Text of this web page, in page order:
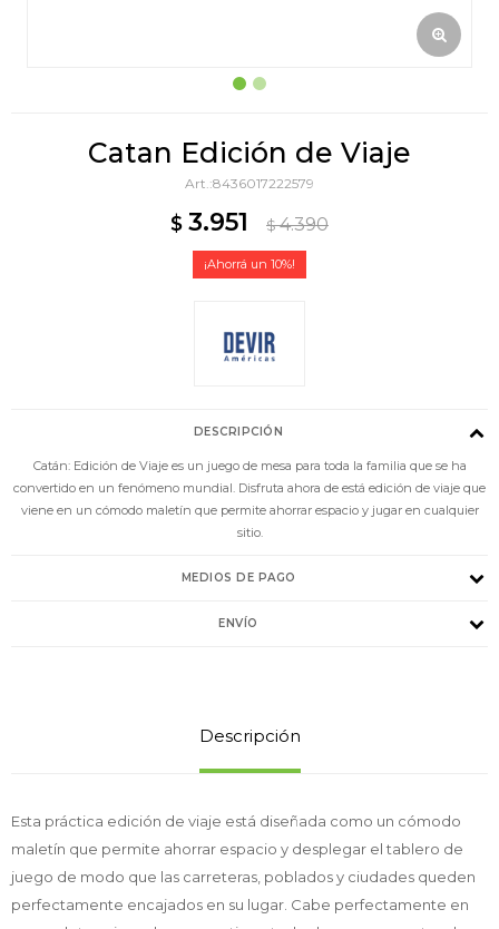
Catan Edición de Viaje
8436017222579
$ 3.951 $ 4.390
10
DESCRIPCIÓN
Catán: Edición de Viaje es un juego de mesa para toda la familia que se ha
convertido en un fenómeno mundial. Disfruta ahora de está edición de viaje que
viene en un cómodo maletín que permite ahorrar espacio y jugar en cualquier
sitio.
MEDIOS DE PAGO
ENVÍO
Descripción
Esta práctica edición de viaje está diseñada como un cómodo
maletín que permite ahorrar espacio y desplegar el tablero de
juego de modo que las carreteras, poblados y ciudades queden
perfectamente encajados en su lugar. Cabe perfectamente en